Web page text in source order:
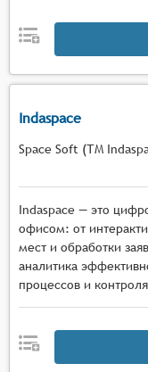
Indaspace
Space Soft (ТМ
Indaspace — это
офисом: от
мест и обработки
аналитика
процессов и